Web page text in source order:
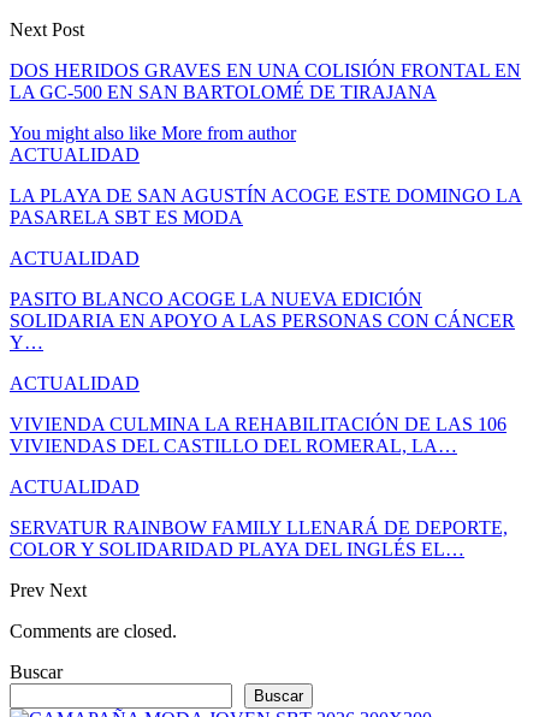
Next Post
DOS HERIDOS GRAVES EN UNA COLISIÓN FRONTAL EN
LA GC-500 EN SAN BARTOLOMÉ DE TIRAJANA
You might also like More from author
ACTUALIDAD
LA PLAYA DE SAN AGUSTÍN ACOGE ESTE DOMINGO LA
PASARELA SBT ES MODA
ACTUALIDAD
PASITO BLANCO ACOGE LA NUEVA EDICIÓN
SOLIDARIA EN APOYO A LAS PERSONAS CON CÁNCER
Y…
ACTUALIDAD
VIVIENDA CULMINA LA REHABILITACIÓN DE LAS 106
VIVIENDAS DEL CASTILLO DEL ROMERAL, LA…
ACTUALIDAD
SERVATUR RAINBOW FAMILY LLENARÁ DE DEPORTE,
COLOR Y SOLIDARIDAD PLAYA DEL INGLÉS EL…
Prev Next
Comments are closed.
Buscar
Buscar